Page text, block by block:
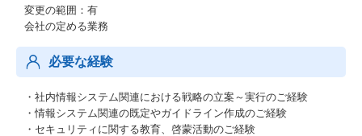
変更の範囲：有
会社の定める業務
必要な経験
・社内情報システム関連における戦略の立案～実行のご経験
・情報システム関連の既定やガイドライン作成のご経験
・セキュリティに関する教育、啓蒙活動のご経験